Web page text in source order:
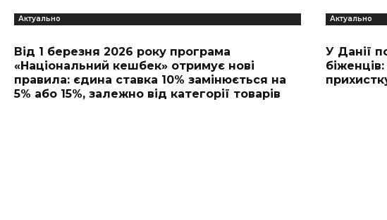
Актуально
Від 1 березня 2026 року програма
«Національний кешбек» отримує нові
правила: єдина ставка 10% замінюється на
5% або 15%, залежно від категорії товарів
Актуально
У Данії